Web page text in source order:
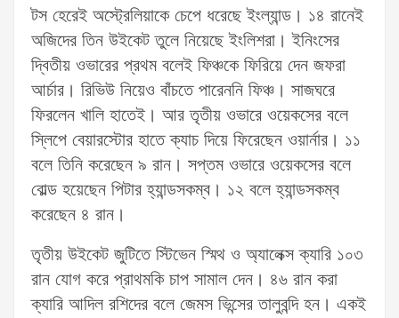
টস হেরেই অস্ট্রেলিয়াকে চেপে ধরেছে ইংল্যান্ড। ১৪ রানেই
অজিদের তিন উইকেট তুলে নিয়েছে ইংলিশরা। ইনিংসের
দ্বিতীয় ওভারের প্রথম বলেই ফিঞ্চকে ফিরিয়ে দেন জফরা
আর্চার। রিভিউ নিয়েও বাঁচতে পারেননি ফিঞ্চ। সাজঘরে
ফিরলেন খালি হাতেই। আর তৃতীয় ওভারে ওয়েকসের বলে
স্লিপে বেয়ারস্টোর হাতে ক্যাচ দিয়ে ফিরেছেন ওয়ার্নার। ১১
বলে তিনি করেছেন ৯ রান। সপ্তম ওভারে ওয়েকসের বলে
বোল্ড হয়েছেন পিটার হ্যান্ডসকম্ব। ১২ বলে হ্যান্ডসকম্ব
করেছেন ৪ রান।
তৃতীয় উইকেট জুটিতে স্টিভেন স্মিথ ও অ্যালেক্স ক্যারি ১০৩
রান যোগ করে প্রাথমকি চাপ সামাল দেন। ৪৬ রান করা
ক্যারি আদিল রশিদের বলে জেমস ভিন্সের তালুবন্দি হন। একই